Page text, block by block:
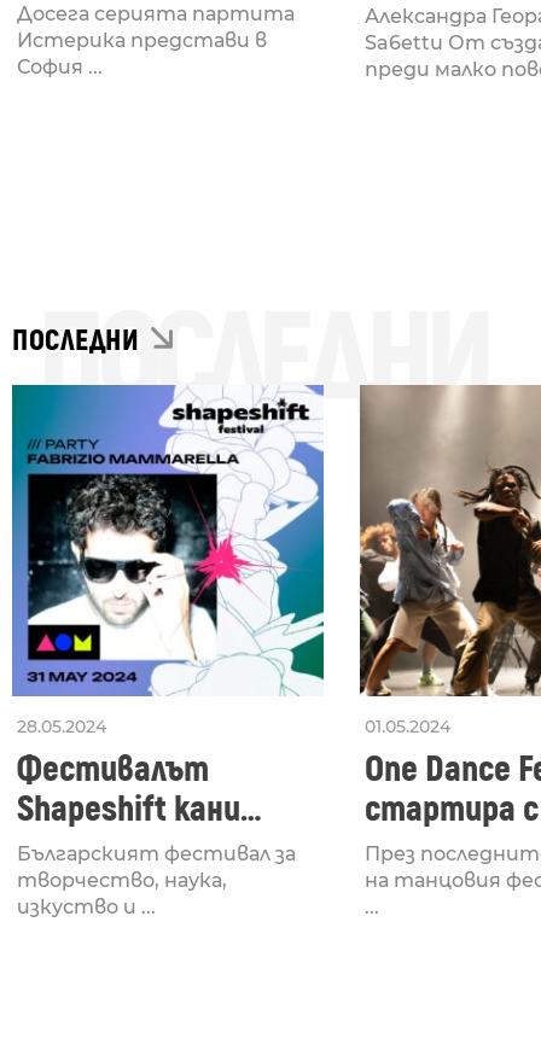
Досега серията партита
Истерика представи в
София ...
Александра
Sa6ettu От
преди малко
ПОСЛЕДНИ
ПОСЛЕДНИ
28.05.2024
Фестивалът
Shapeshift кани
Fabrizio Mammarella
за откриването си
Българският фестивал за
творчество, наука,
изкуство и ...
01.05.2024
One Dance
стартира
Lucid,
рейв
През
на танцовия
...